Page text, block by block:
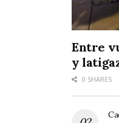
eleccionesEntre
y
0 SHARES